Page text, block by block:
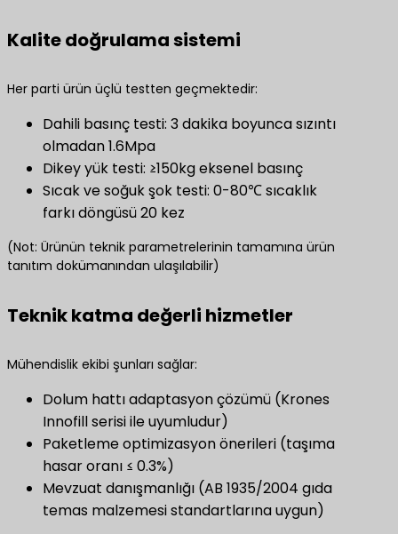
Kalite doğrulama sistemi
Her parti ürün üçlü testten geçmektedir:
Dahili basınç testi: 3 dakika boyunca sızıntı
olmadan 1.6Mpa
Dikey yük testi: ≥150kg eksenel basınç
Sıcak ve soğuk şok testi: 0-80℃ sıcaklık
farkı döngüsü 20 kez
(Not: Ürünün teknik parametrelerinin tamamına ürün
tanıtım dokümanından ulaşılabilir)
Teknik katma değerli hizmetler
Mühendislik ekibi şunları sağlar:
Dolum hattı adaptasyon çözümü (Krones
Innofill serisi ile uyumludur)
Paketleme optimizasyon önerileri (taşıma
hasar oranı ≤ 0.3%)
Mevzuat danışmanlığı (AB 1935/2004 gıda
temas malzemesi standartlarına uygun)